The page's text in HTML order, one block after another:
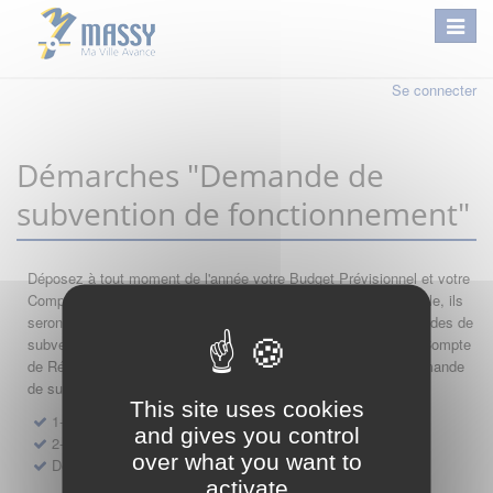
Se connecter
Démarches "Demande de
subvention de fonctionnement"
Déposez à tout moment de l'année votre Budget Prévisionnel et votre
Compte de Résultat : si leur année comptable est encore valable, ils
seront automatiquement réutilisés lors de vos nouvelles demandes de
subvention. Par conséquent merci de saisir dans l'ordre votre Compte
de Résultat, votre Budget Prévisionnel, et de finir par votre demande
de subvention.
1- Dépôt de Compte de Résultat de Fonctionnement
2- Dépôt de Budget Prévisionnel de Fonctionnement
Demande de subvention de fonctionnement 2027
This site uses cookies
and gives you control
over what you want to
activate